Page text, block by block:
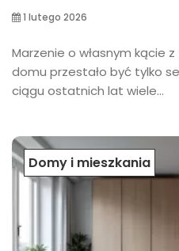
1 lutego 2026
Marzenie o własnym kącie
domu przestało być tylko
ciągu ostatnich lat wiele...
Domy i mieszkania